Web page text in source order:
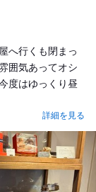
へ行くも閉まっ
囲気あってオシ
度はゆっくり昼
詳細を見る